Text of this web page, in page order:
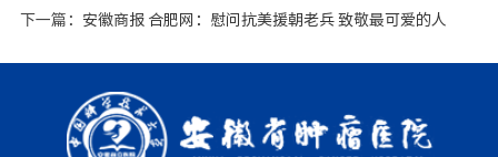
下一篇： 安徽商报 合肥网：慰问抗美援朝老兵 致敬最可爱的人